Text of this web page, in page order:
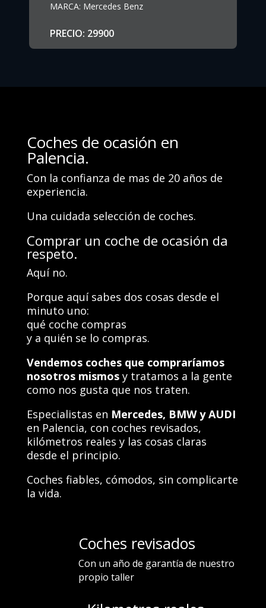
MARCA: Mercedes Benz
PRECIO: 29900
Coches de ocasión en
Palencia.
Con la confianza de mas de 20 años de
experiencia.
Una cuidada selección de coches.
Comprar un coche de ocasión da
respeto.
Aquí no.
Porque aquí sabes dos cosas desde el
minuto uno:
qué coche compras
y a quién se lo compras.
Vendemos coches que compraríamos
nosotros mismosy tratamos a la gente
como nos gusta que nos traten.
Especialistas en Mercedes, BMW y AUDI
en Palencia, con coches revisados,
kilómetros reales y las cosas claras
desde el principio.
Coches fiables, cómodos, sin complicarte
la vida.
Coches revisados
Con un año de garantía de nuestro
propio taller